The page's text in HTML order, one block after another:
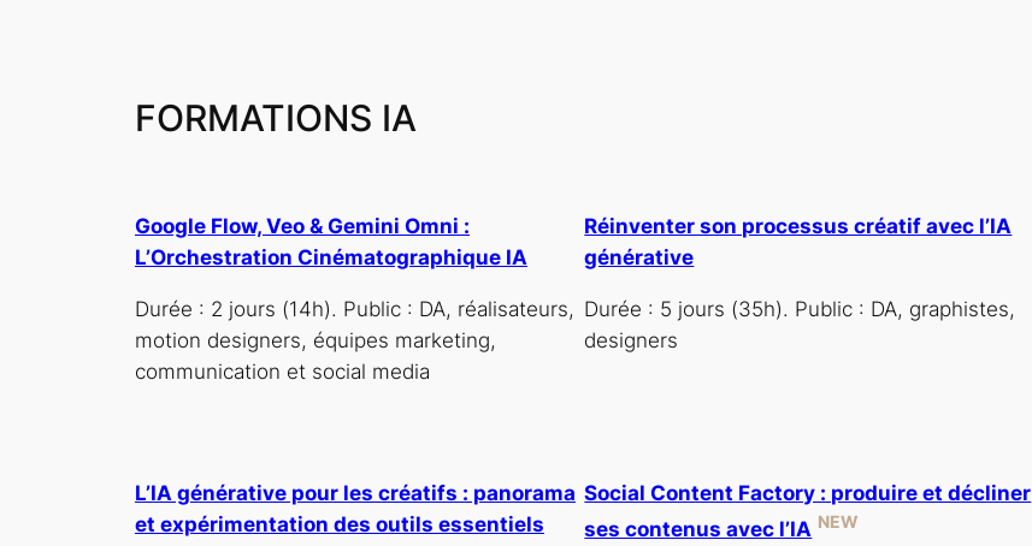
FORMATIONS IA
Google Flow, Veo & Gemini Omni :
L’Orchestration Cinématographique IA
Durée : 2 jours (14h). Public : DA, réalisateurs,
motion designers, équipes marketing,
communication et social media
Réinventer son processus créatif avec l’IA
générative
Durée : 5 jours (35h). Public : DA, graphistes,
designers
L’IA générative pour les créatifs : panorama
et expérimentation des outils essentiels
Social Content Factory : produire et décliner
ses contenus avec l’IA NEW